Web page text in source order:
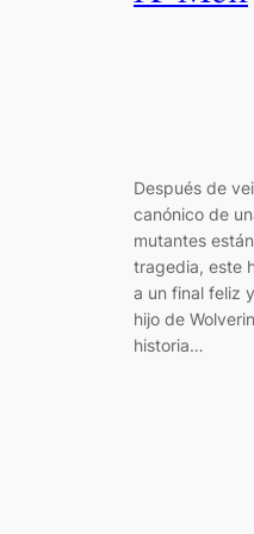
Después de
canónico de
mutantes
tragedia, este
a un final feliz
hijo de
historia…